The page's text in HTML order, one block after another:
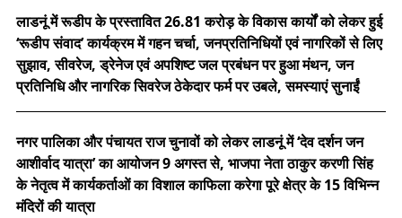
लाडनूं में रूडीप के प्रस्तावित 26.81 करोड़ के विकास कार्यों को लेकर हुई
‘रूडीप संवाद’ कार्यक्रम में गहन चर्चा, जनप्रतिनिधियों एवं नागरिकों से लिए
सुझाव, सीवरेज, ड्रेनेज एवं अपशिष्ट जल प्रबंधन पर हुआ मंथन, जन
प्रतिनिधि और नागरिक सिवरेज ठेकेदार फर्म पर उबले, समस्याएं सुनाईं
नगर पालिका और पंचायत राज चुनावों को लेकर लाडनूं में ‘देव दर्शन जन
आशीर्वाद यात्रा’ का आयोजन 9 अगस्त से, भाजपा नेता ठाकुर करणी सिंह
के नेतृत्व में कार्यकर्ताओं का विशाल काफिला करेगा पूरे क्षेत्र के 15 विभिन्न
मंदिरों की यात्रा